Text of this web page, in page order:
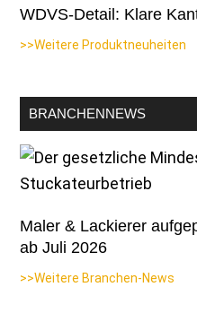
WDVS-Detail: Klare
>>Weitere Produktneuheiten
BRANCHENNEWS
Maler & Lackierer
ab Juli 2026
>>Weitere Branchen-News